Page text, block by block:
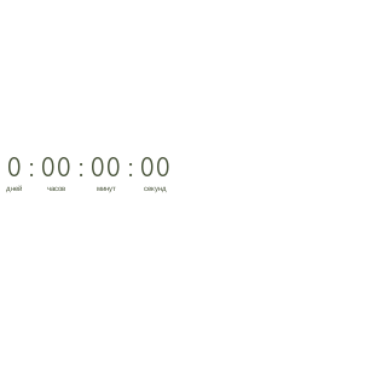
0
дней
: 00
часов
: 00
минут
: 00
секунд